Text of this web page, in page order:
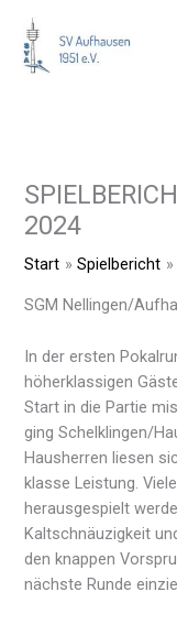
Inhalt
springen
2024
Start Spielbericht
SGM Nellingen/
In der ersten
höherklassigen
Start in die Partie
ging Schelklingen/
Hausherren liesen
klasse Leistung.
herausgespielt
Kaltschnäuzigkeit
den knappen
nächste Runde